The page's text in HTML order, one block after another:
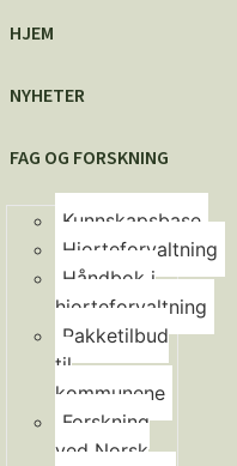
HJEM
NYHETER
FAG OG FORSKNING
Kunnskapsbase
Hjorteforvaltning
Håndbok i
hjorteforvaltning
Pakketilbud
til
kommunene
Forskning
ved Norsk